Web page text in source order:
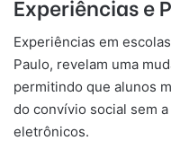
Experiências em
Paulo, revelam uma
permitindo que alunos
do convívio social sem
eletrônicos.